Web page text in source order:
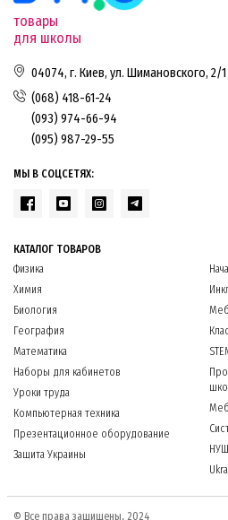
товары
для школы
04074, г. Киев, ул. Шимановского, 2/1
(068) 418-61-24
(093) 974-66-94
(095) 987-29-55
МЫ В СОЦСЕТЯХ:
КАТАЛОГ ТОВАРОВ
Физика
Химия
Биология
География
Математика
Наборы для кабинетов
Уроки труда
Компьютерная техника
Презентационное оборудование
Защита Украины
© Все права защищены, 2024